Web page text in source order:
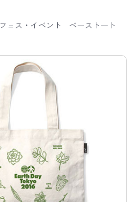
フェス・イベント
ベーストート